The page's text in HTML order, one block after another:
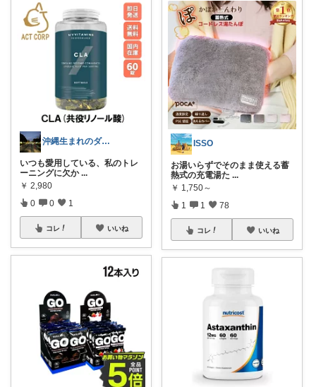
沖縄生まれのダイエット&旅行好き
いつも愛用している、私のトレ
ーニングに欠か ...
￥ 2,980
0 0 1
コレ いいね
ISSO
お湯いらずでそのまま使える蓄
熱式の充電湯た ...
￥ 1,750～
1 1 78
コレ いいね